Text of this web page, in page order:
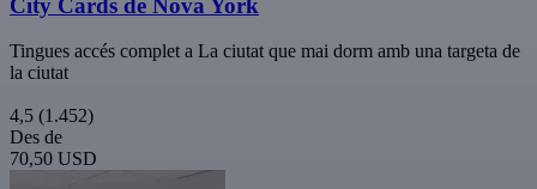
Tingues accés complet a La ciutat que mai dorm amb una targeta de
la ciutat
4,5 (1.452)
Des de
70,50 USD